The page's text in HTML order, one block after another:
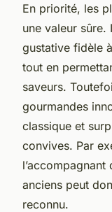
En priorité, les
une valeur sûre.
gustative fidèle
tout en
saveurs.
gourmandes
classique et
convives. Par
l’accompagnant
anciens peut
reconnu.